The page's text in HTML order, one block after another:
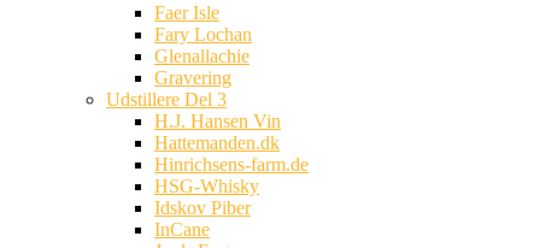
Faer Isle
Fary Lochan
Glenallachie
Gravering
Udstillere Del 3
H.J. Hansen Vin
Hattemanden.dk
Hinrichsens-farm.de
HSG-Whisky
Idskov Piber
InCane